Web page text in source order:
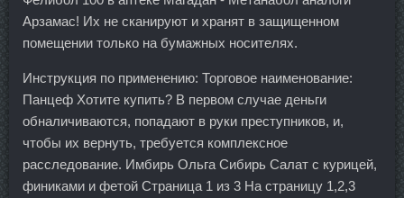
Арзамас! Их не сканируют и хранят в защищенном
помещении только на бумажных носителях.
Инструкция по применению: Торговое наименование:
Панцеф Хотите купить? В первом случае деньги
обналичиваются, попадают в руки преступников, и,
чтобы их вернуть, требуется комплексное
расследование. Имбирь Ольга Сибирь Салат с курицей,
финиками и фетой Страница 1 из 3 На страницу 1,2,3